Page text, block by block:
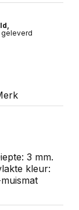
geleverd
3 mm.
kleur: